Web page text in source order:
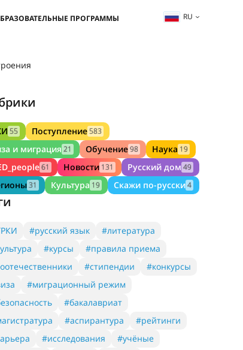
ПРОГРАММЫ RU
55 Поступление583
и миграция 21 Обучение98 Наука 19
61 Новости 131 Русский дом 49
31 Культура 19 Скажи по-русски4
#русский язык
#литература
#курсы
#правила приема
#стипендии
#конкурсы
#миграционный режим
#бакалавриат
#аспирантура
#рейтинги
#исследования
#учёные